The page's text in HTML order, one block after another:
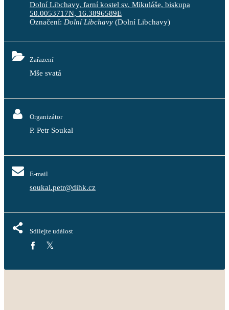
Dolní Libchavy, farní kostel sv. Mikuláše, biskupa
50.0053717N, 16.3896589E
Označení: Dolní Libchavy (Dolní Libchavy)
Zařazení
Mše svatá
Organizátor
P. Petr Soukal
E-mail
soukal.petr@dihk.cz
Sdílejte událost